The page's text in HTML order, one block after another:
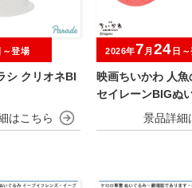
シ クリオネBI
～登場
映画ちいかわ 人
セイレーンBIGぬ
2026年7 月 24 日